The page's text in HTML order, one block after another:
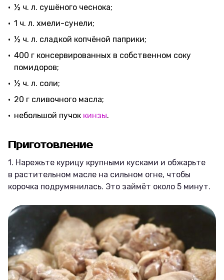
½ ч. л. сушёного чеснока;
1 ч. л. хмели-сунели;
½ ч. л. сладкой копчёной паприки;
400 г консервированных в собственном соку
помидоров;
½ ч. л. соли;
20 г сливочного масла;
небольшой пучок кинзы.
Приготовление
1. Нарежьте курицу крупными кусками и обжарьте
в растительном масле на сильном огне, чтобы
корочка подрумянилась. Это займёт около 5 минут.